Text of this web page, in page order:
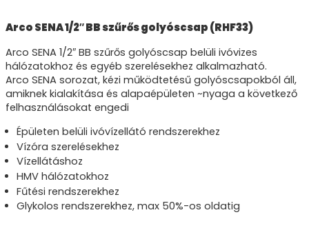
Arco SENA 1/2″ BB szűrős golyóscsap (RHF33)
Arco SENA 1/2″ BB szűrős golyóscsap belüli ivóvizes
hálózatokhoz és egyéb szerelésekhez alkalmazható.
Arco SENA sorozat, kézi működtetésű golyóscsapokból áll,
amiknek kialakítása és alapaépületen ~nyaga a következő
felhasználásokat engedi
Épületen belüli ivóvízellátó rendszerekhez
Vízóra szerelésekhez
Vízellátáshoz
HMV hálózatokhoz
Fűtési rendszerekhez
Glykolos rendszerekhez, max 50%-os oldatig